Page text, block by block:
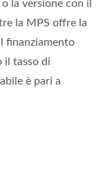
la versione con il
la MPS offre la
finanziamento
il tasso di
è pari a